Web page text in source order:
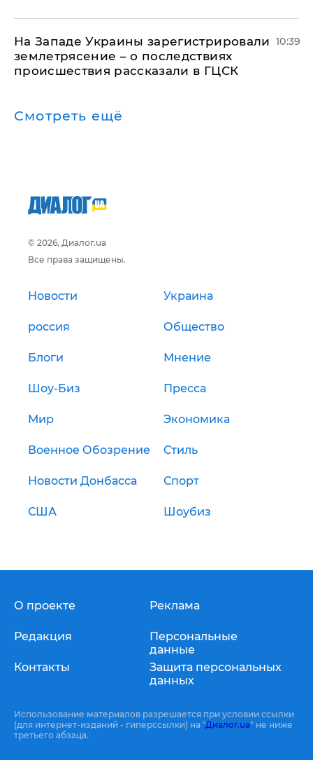
На Западе Украины зарегистрировали
землетрясение – о последствиях
происшествия рассказали в ГЦСК
10:39
Смотреть ещё
© 2026, Диалог.ua
Все права защищены.
Новости Украина
россия Общество
Блоги Мнение
Шоу-Биз Пресса
Мир Экономика
Военное Обозрение Стиль
Новости Донбасса Спорт
США Шоубиз
О проекте
Редакция
Контакты
Реклама
Персональные
данные
Защита персональных
данных
Использование материалов разрешается при условии ссылки
(для интернет-изданий - гиперссылки) на "Диалог.ua" не ниже
третьего абзаца.